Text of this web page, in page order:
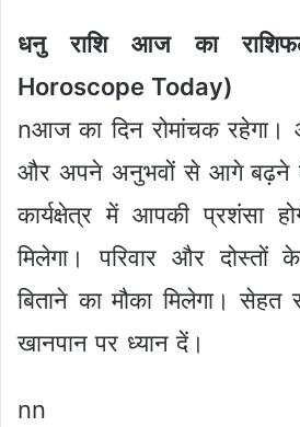
धनु राशि आज का
Horoscope Today)
nआज का दिन रोमांचक
और अपने अनुभवों से आगे बढ़ने के
कार्यक्षेत्र में आपकी प्रशंसा
मिलेगा। परिवार और
बिताने का मौका मिलेगा। सेहत
खानपान पर ध्यान दें।
nn